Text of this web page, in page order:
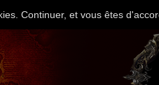
Continuer, et vous êtes